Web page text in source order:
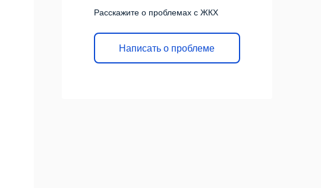
Расскажите о проблемах с ЖКХ
Написать о проблеме